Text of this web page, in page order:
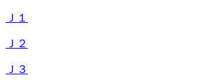
Ｊ１
Ｊ２
Ｊ３